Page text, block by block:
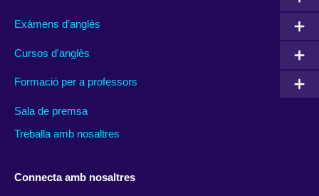
Exàmens d’anglès
Cursos d'anglès
Formació per a professors
Sala de premsa
Treballa amb nosaltres
Connecta amb nosaltres